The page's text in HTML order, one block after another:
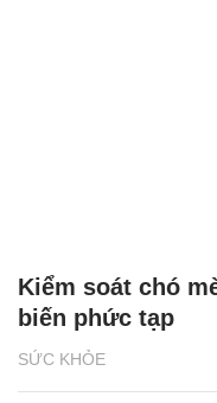
SỨC KHỎE
Kiểm soát chó
biến phức tạp